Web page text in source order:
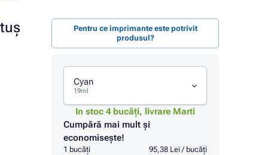
Pentru ce imprimante este potrivit
produsul?
Cyan
19ml
In stoc 4 bucăți, livrare Marti
Cumpără mai mult și
economisește!
1 bucăți
95,38 Lei / bucăți